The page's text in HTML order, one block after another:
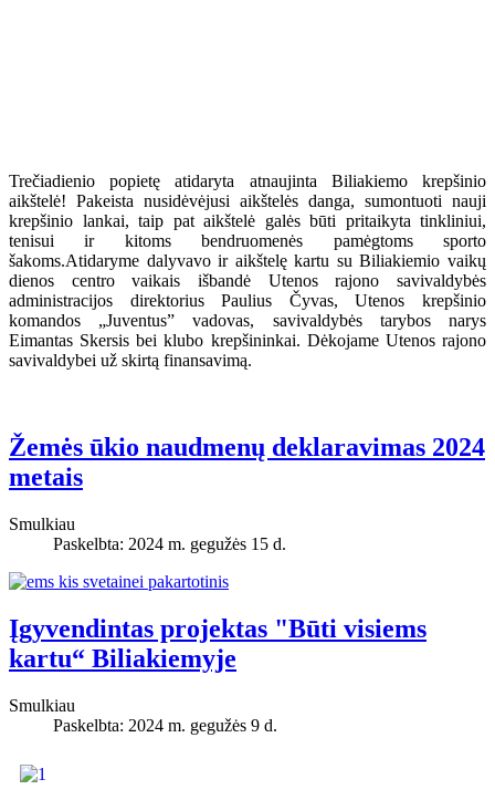
Trečiadienio popietę atidaryta atnaujinta Biliakiemo krepšinio
aikštelė! Pakeista nusidėvėjusi aikštelės danga, sumontuoti nauji
krepšinio lankai, taip pat aikštelė galės būti pritaikyta tinkliniui,
tenisui ir kitoms bendruomenės pamėgtoms sporto
šakoms.Atidaryme dalyvavo ir aikštelę kartu su Biliakiemio vaikų
dienos centro vaikais išbandė Utenos rajono savivaldybės
administracijos direktorius Paulius Čyvas, Utenos krepšinio
komandos „Juventus” vadovas, savivaldybės tarybos narys
Eimantas Skersis bei klubo krepšininkai. Dėkojame Utenos rajono
savivaldybei už skirtą finansavimą.
Žemės ūkio naudmenų deklaravimas 2024
metais
Smulkiau
Paskelbta: 2024 m. gegužės 15 d.
Įgyvendintas projektas "Būti visiems
kartu“ Biliakiemyje
Smulkiau
Paskelbta: 2024 m. gegužės 9 d.